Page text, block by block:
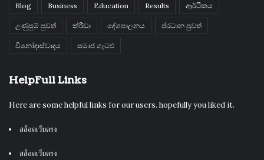
Blog Business Education Results ආර්ථිකය
උණුසුම් පුවත් ක්රීඩා දේශපාලනය ප්රධාන පුවත්
විනෝදාස්වාදය සමාජ ගැටළු
HelpFull Links
Here are some helpful links for our users. hopefully you liked it.
สล็อตเว็บตรง
สล็อตเว็บตรง